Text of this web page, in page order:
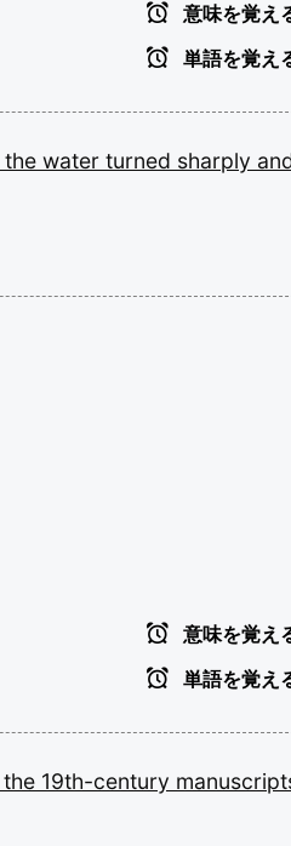
意味を覚え
単語を覚え
the water turned sharply
意味を覚え
単語を覚え
the 19th-century